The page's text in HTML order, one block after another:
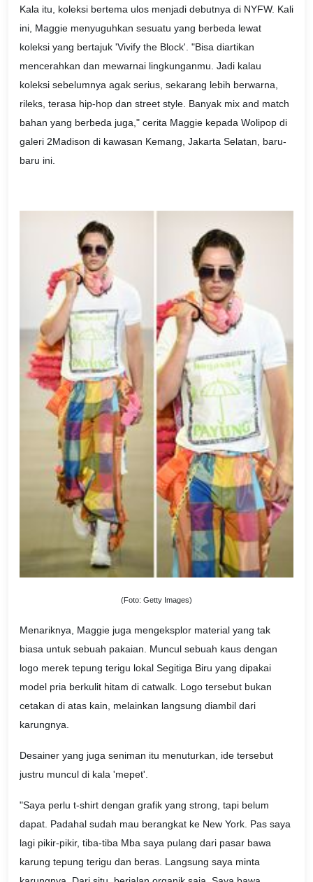
Kala itu, koleksi bertema ulos menjadi debutnya di NYFW. Kali
ini, Maggie menyuguhkan sesuatu yang berbeda lewat
koleksi yang bertajuk 'Vivify the Block'. "Bisa diartikan
mencerahkan dan mewarnai lingkunganmu. Jadi kalau
koleksi sebelumnya agak serius, sekarang lebih berwarna,
rileks, terasa hip-hop dan street style. Banyak mix and match
bahan yang berbeda juga," cerita Maggie kepada Wolipop di
galeri 2Madison di kawasan Kemang, Jakarta Selatan, baru-
baru ini.
(Foto: Getty Images)
Menariknya, Maggie juga mengeksplor material yang tak
biasa untuk sebuah pakaian. Muncul sebuah kaus dengan
logo merek tepung terigu lokal Segitiga Biru yang dipakai
model pria berkulit hitam di catwalk. Logo tersebut bukan
cetakan di atas kain, melainkan langsung diambil dari
karungnya.
Desainer yang juga seniman itu menuturkan, ide tersebut
justru muncul di kala 'mepet'.
"Saya perlu t-shirt dengan grafik yang strong, tapi belum
dapat. Padahal sudah mau berangkat ke New York. Pas saya
lagi pikir-pikir, tiba-tiba Mba saya pulang dari pasar bawa
karung tepung terigu dan beras. Langsung saya minta